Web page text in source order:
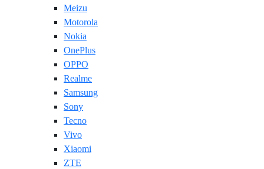
Meizu
Motorola
Nokia
OnePlus
OPPO
Realme
Samsung
Sony
Tecno
Vivo
Xiaomi
ZTE